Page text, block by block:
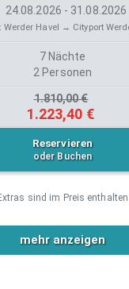
24.08.2026 - 31.08.2026
Werder Havel → Cityport
7 Nächte
2 Personen
1.810,00 €
1.223,40 €
Reservieren
oder Buchen
sind im Preis enthalten.
mehr anzeigen